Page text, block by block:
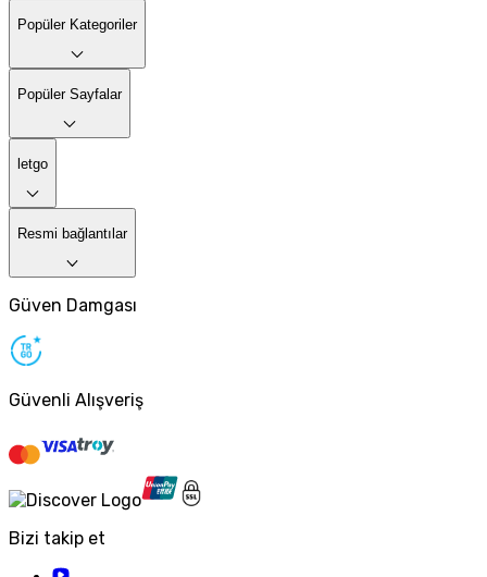
Popüler Kategoriler
Popüler Sayfalar
letgo
Resmi bağlantılar
Güven Damgası
Güvenli Alışveriş
Bizi takip et